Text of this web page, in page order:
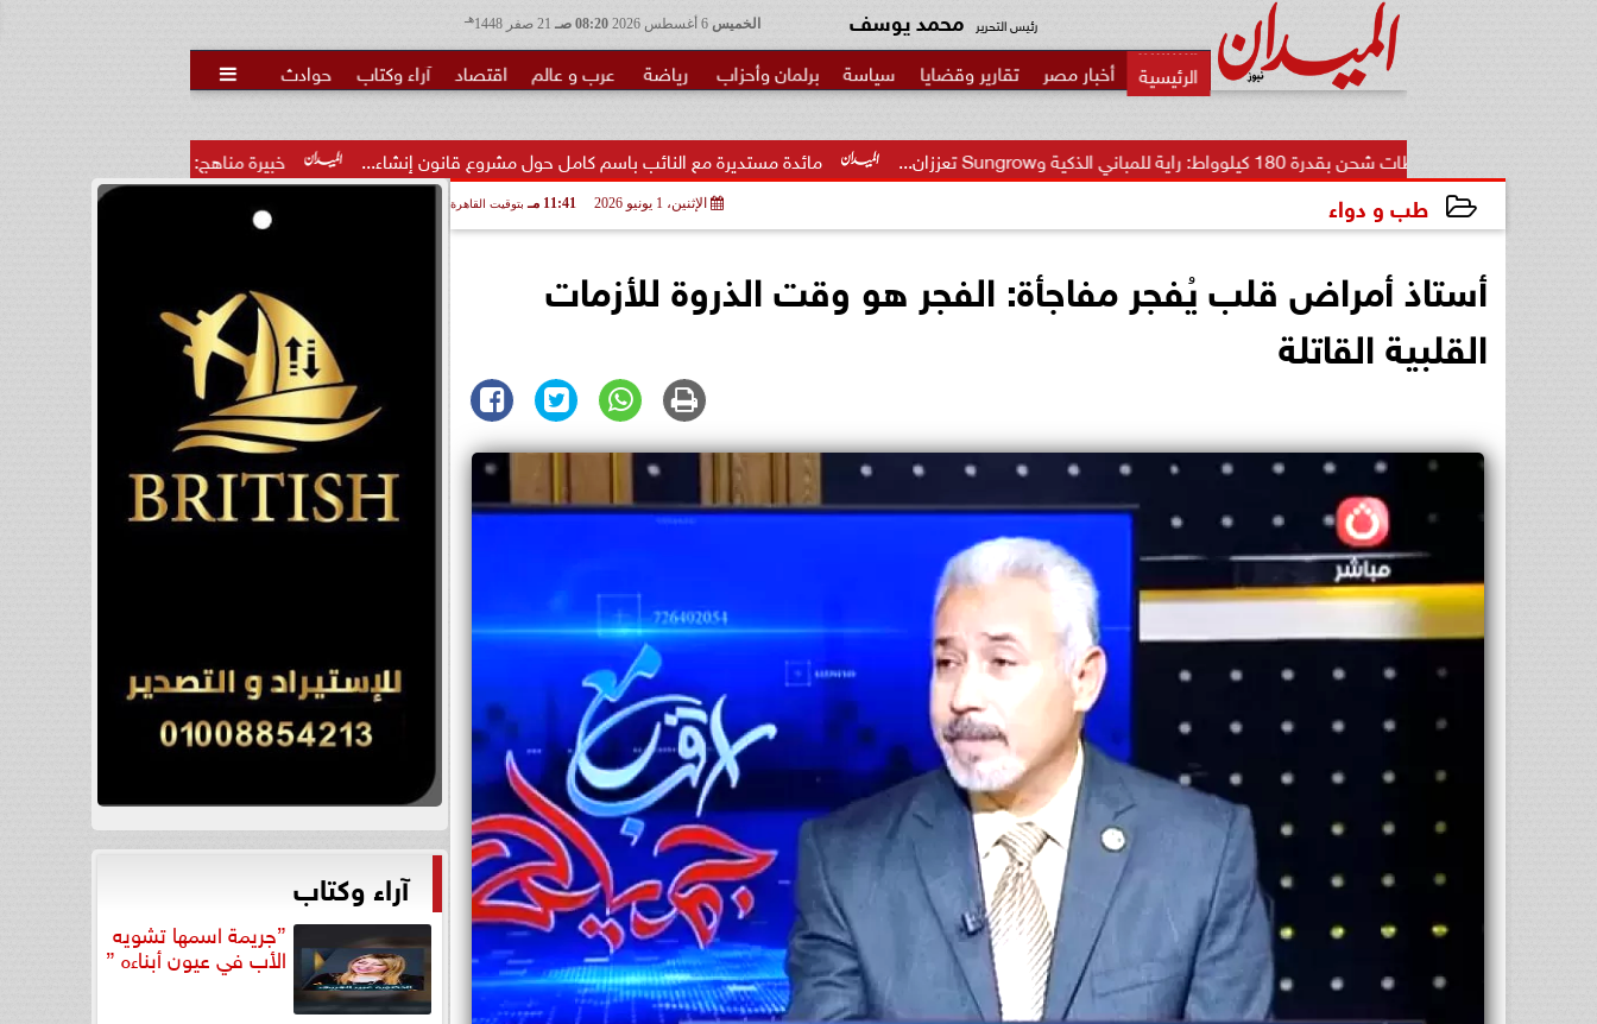
الخميس 08:20 صـ هـ رئيس التحرير محمد يوسف
أخبار مصر تقارير وقضايا سياسة برلمان وأحزاب رياضة عرب و عالم اقتصاد آراء وكتاب حوادث 
خبيرة مناهج: حداثة تخرج المعلمين الجدد لا تكفي.. مائدة مستديرة مع النائب باسم كامل حول مشروع قانون إنشاء...
طب و دواء الإثنين، 1 يونيو 2026 11:41 مـ بتوقيت القاهرة
أستاذ أمراض قلب يُفجر مفاجأة: الفجر هو وقت الذروة للأزمات
القلبية القاتلة
آراء وكتاب
”جريمة اسمها تشويه
الأب في عيون أبناءه ”